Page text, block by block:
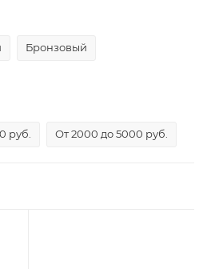
Бронзовый
руб. От 2000 до 5000 руб.